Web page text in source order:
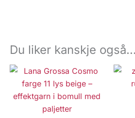
Du liker kanskje også…